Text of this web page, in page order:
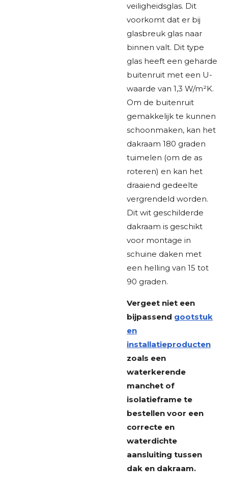
veiligheidsglas. Dit
voorkomt dat er bij
glasbreuk glas naar
binnen valt. Dit type
glas heeft een geharde
buitenruit met een U-
waarde van 1,3 W/m²K.
Om de buitenruit
gemakkelijk te kunnen
schoonmaken, kan het
dakraam 180 graden
tuimelen (om de as
roteren) en kan het
draaiend gedeelte
vergrendeld worden.
Dit wit geschilderde
dakraam is geschikt
voor montage in
schuine daken met
een helling van 15 tot
90 graden.
Vergeet niet een
bijpassend gootstuk
en
installatieproducten
zoals een
waterkerende
manchet of
isolatieframe te
bestellen voor een
correcte en
waterdichte
aansluiting tussen
dak en dakraam.